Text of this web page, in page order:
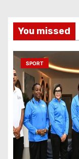
You missed
SPORT